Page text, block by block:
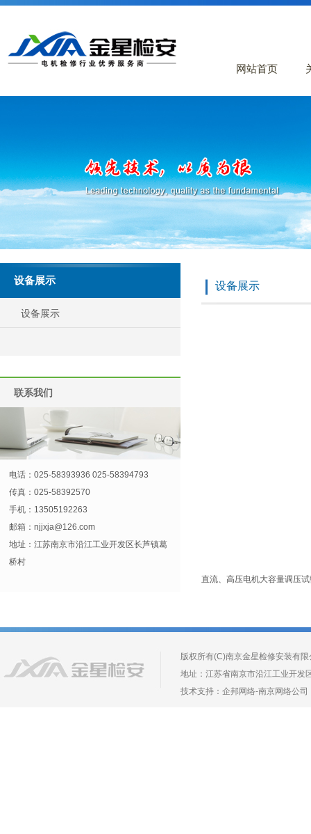
网站首页
设备展示
设备展示
联系我们
电话：025-58393936 025-58394793
传真：025-58392570
手机：13505192263
邮箱： njjxja@126.com
地址：江苏南京市沿江工业开发区长芦镇葛
桥村
设备展示
直流、高压电机大容量调压
版权所有(C)南京金星检修安装有
地址：江苏省南京市沿江工业开
技术支持： 企邦网络-南京网络公司